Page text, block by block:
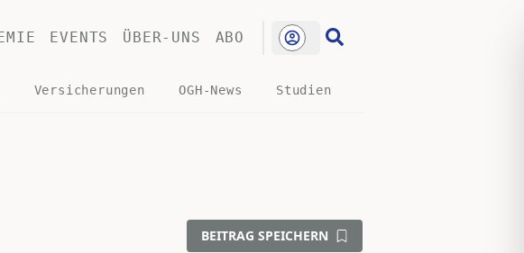
EVENTS ÜBER-UNS ABO
Versicherungen OGH-News Studien
BEITRAG SPEICHERN